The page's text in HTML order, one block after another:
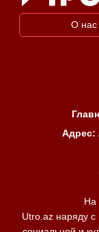
О нас
Адрес:
На
Utro.az наряду